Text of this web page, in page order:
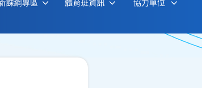
課綱專區 體育班資訊 協力單位